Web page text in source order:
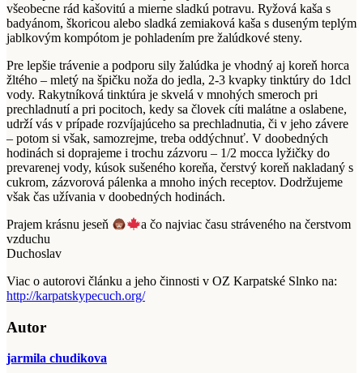
všeobecne rád kašovitú a mierne sladkú potravu. Ryžová kaša s
badyánom, škoricou alebo sladká zemiaková kaša s duseným teplým
jablkovým kompótom je pohladením pre žalúdkové steny.
Pre lepšie trávenie a podporu sily žalúdka je vhodný aj koreň horca
žltého – mletý na špičku noža do jedla, 2-3 kvapky tinktúry do 1dcl
vody. Rakytníková tinktúra je skvelá v mnohých smeroch pri
prechladnutí a pri pocitoch, kedy sa človek cíti malátne a oslabene,
udrží vás v prípade rozvíjajúceho sa prechladnutia, či v jeho závere
– potom si však, samozrejme, treba oddýchnuť. V doobedných
hodinách si doprajeme i trochu zázvoru – 1/2 mocca lyžičky do
prevarenej vody, kúsok sušeného koreňa, čerstvý koreň nakladaný s
cukrom, zázvorová pálenka a mnoho iných receptov. Dodržujeme
však čas užívania v doobedných hodinách.
Prajem krásnu jeseň
a čo najviac času stráveného na čerstvom
vzduchu
Duchoslav
Viac o autorovi článku a jeho činnosti v OZ Karpatské Slnko na:
http://karpatskypecuch.org/
Autor
jarmila chudikova